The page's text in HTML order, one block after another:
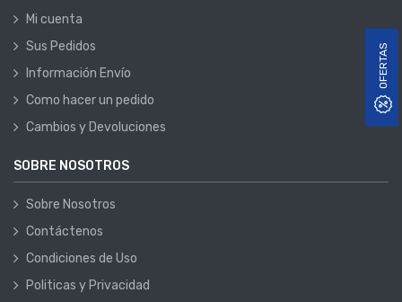
OFERTAS
Mi cuenta
Sus Pedidos
Información Envío
Como hacer un pedido
Cambios y Devoluciones
SOBRE NOSOTROS
Sobre Nosotros
Contáctenos
Condiciones de Uso
Politicas y Privacidad